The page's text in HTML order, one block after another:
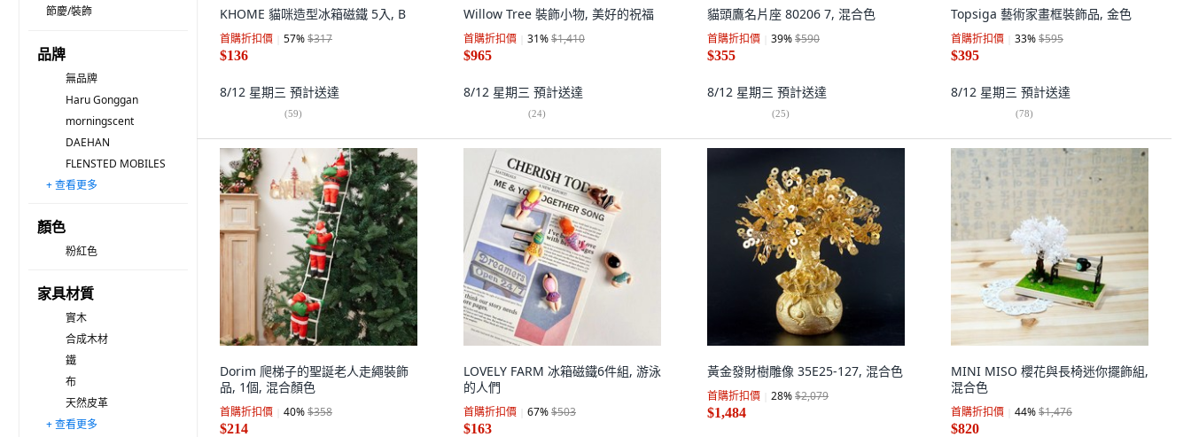
節慶/裝飾
品牌
無品牌
Haru Gonggan
morningscent
DAEHAN
FLENSTED MOBILES
SOLARCOM
young-market
Bonaem
Modern House
Shinchan 蠟筆小新
Crocodile 鱷魚
Block Mart
STUDIO201
BetterWells
GEEKBEAR
FORES
Mabel In Home
HAPPY WORLD
Kate Garden
GAPANG
+ 查看更多
顏色
粉紅色
家具材質
實木
合成木材
鐵
布
天然皮革
人造皮革
大理石
玻璃
塑膠
不鏽鋼
PVC
PP
PU
陶瓷
紙
EVA
+ 查看更多
KHOME 貓咪造型冰箱磁鐵 5入, B
首購折扣價 57%$317
$136
8/12 星期三 預計送達
(59)
Willow Tree 裝飾小物, 美好的祝福
首購折扣價 31%$1,410
$965
8/12 星期三 預計送達
(24)
貓頭鷹名片座 80206 7, 混合色
首購折扣價 39%$590
$355
8/12 星期三 預計送達
(25)
Topsiga 藝術家畫框裝飾品, 金色
首購折扣價 33%$595
$395
8/12 星期三 預計送達
(78)
Dorim 爬梯子的聖誕老人走繩裝飾
品, 1個, 混合顏色
首購折扣價 40%$358
$214
LOVELY FARM 冰箱磁鐵6件組, 游泳
的人們
首購折扣價 67%$503
$163
黃金發財樹雕像 35E25-127, 混合色
首購折扣價 28%$2,079
$1,484
MINI MISO 櫻花與長椅迷你擺飾組,
混合色
首購折扣價 44%$1,476
$820